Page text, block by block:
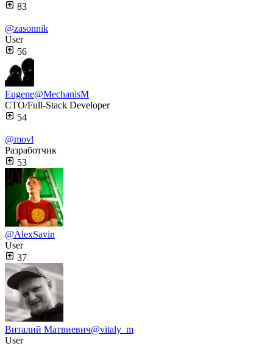
83
@zasonnik
User
56
Eugene@MechanisM
CTO/Full-Stack Developer
54
@movl
Разработчик
53
@AlexSavin
User
37
Виталий Матвиевич@vitaly_m
User